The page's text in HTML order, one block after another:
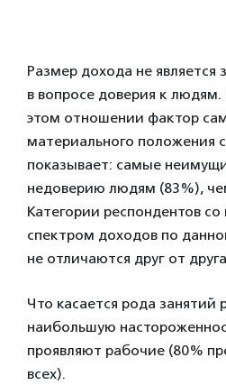
Размер дохода не
в вопросе доверия к людям.
этом отношении фактор
материального положения
показывает: самые
недоверию людям (83%),
Категории респондентов
спектром доходов по
не отличаются друг от
Что касается рода занятий
наибольшую
проявляют рабочие (80%
всех).